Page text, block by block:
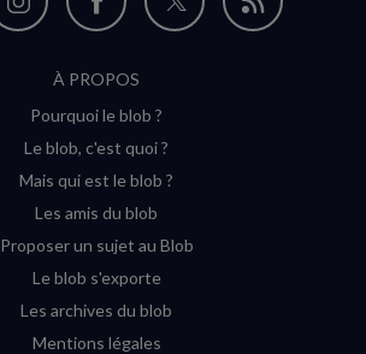
Nous
Instagram
(nouvelle
Nous
sur
Facebook
(nouvelle
Nous
Flux
À PROPOS
Pourquoi le blob ?
Le blob, c'est quoi ?
Mais qui est le blob ?
Les amis du blob
Proposer un sujet au Blob
Le blob s'exporte
Les archives du blob
Mentions légales